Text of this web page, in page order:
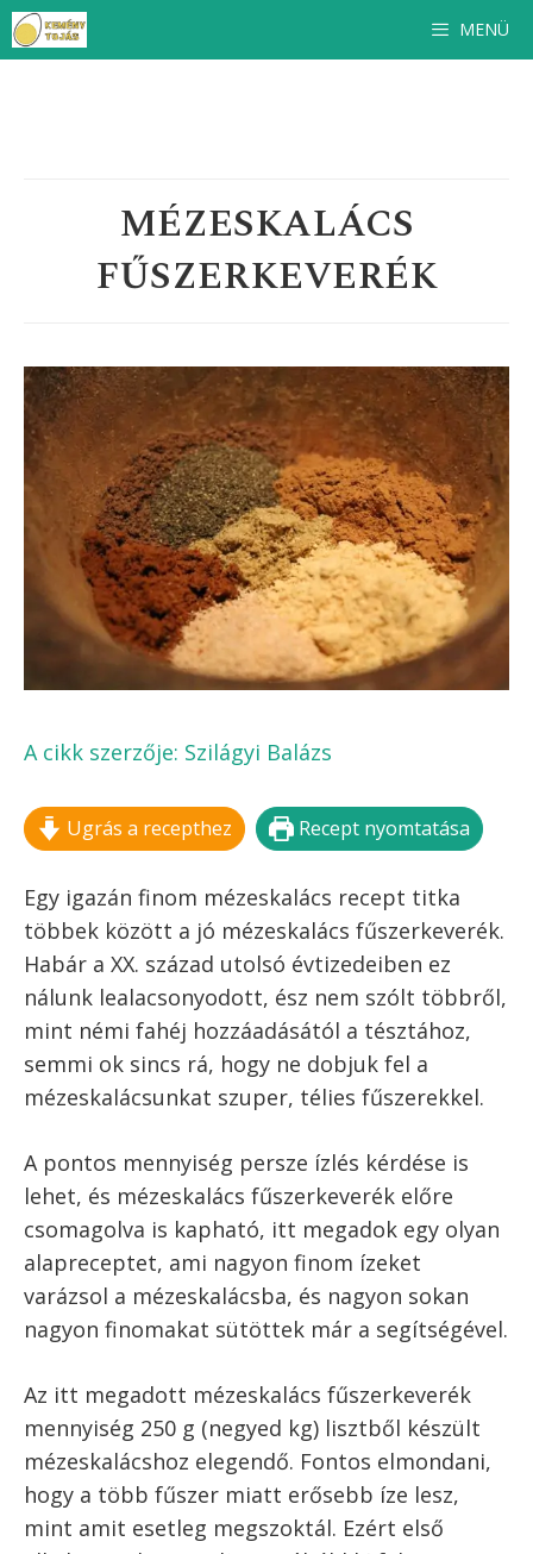
Kilépés
tartalomba
MENÜ
MÉZESKALÁCS
FŰSZERKEVERÉK
Ugrás a recepthez Recept nyomtatása
Egy igazán finom mézeskalács recept titka
többek között a jó mézeskalács fűszerkeverék.
Ingyenes
FELIRATKOZOM!